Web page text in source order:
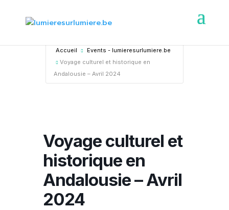
Accueil
Events - lumieresurlumiere.be
Voyage culturel et historique en
Andalousie – Avril 2024
Voyage culturel et
historique en
Andalousie – Avril
2024